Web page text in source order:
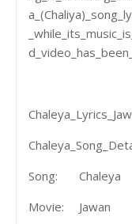
Song:
Chaleya
Movie:
Jawan